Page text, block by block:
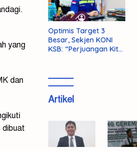
yang
dan
dibuat
Optimis Target 3
Besar, Sekjen KONI
KSB: “Perjuangan Kita
Artikel